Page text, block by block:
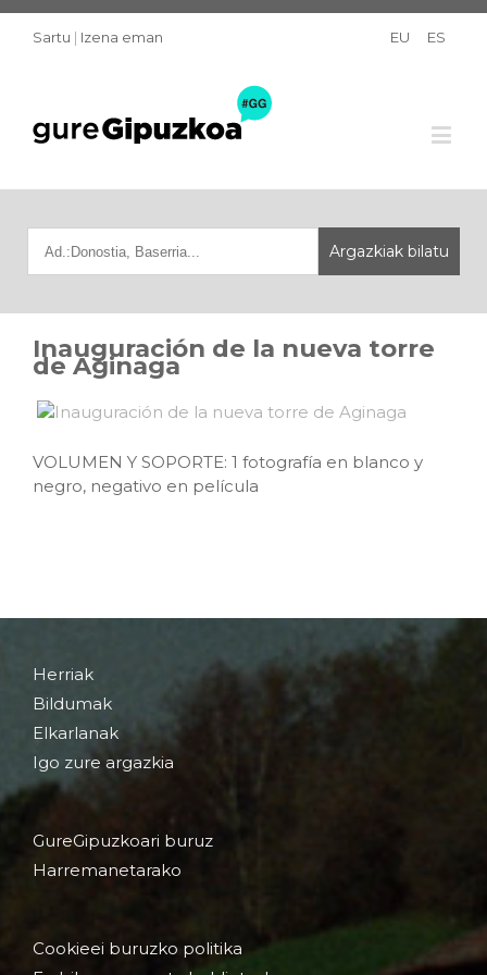
Sartu | Izena eman EU ES
Inauguración de la nueva torre
de Aginaga
VOLUMEN Y SOPORTE: 1 fotografía en blanco y
negro, negativo en película
Herriak
Bildumak
Elkarlanak
Igo zure argazkia
GureGipuzkoari buruz
Harremanetarako
Cookieei buruzko politika